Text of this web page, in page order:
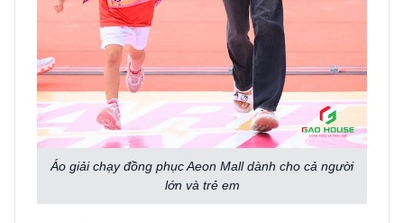
Áo giải chạy đồng phục Aeon Mall dành cho cả người
lớn và trẻ em